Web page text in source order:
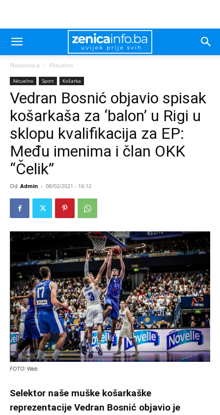
Naslovnica Aktuelno
Aktuelno Sport Košarka
Vedran Bosnić objavio spisak
košarkaša za ‘balon’ u Rigi u
sklopu kvalifikacija za EP:
Među imenima i član OKK
“Čelik”
Od Admin - 08/02/2021 - 16:12
FOTO: Web
Selektor naše muške košarkaške
reprezentacije Vedran Bosnić objavio je